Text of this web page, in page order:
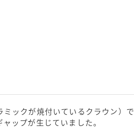
ックが焼付いているクラウン）で
ップが生じていました。